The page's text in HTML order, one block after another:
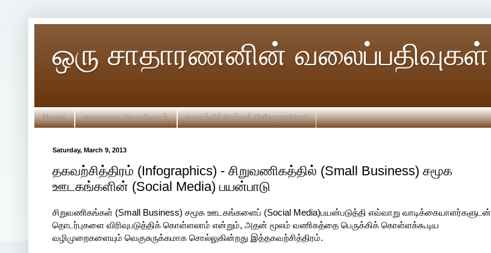
ஒரு சாதாரணனின் வலைப்பதிவுகள்
Home சுவையான சில பதிவுகள் தகவற்சித்திரங்கள் (Infographics)
Saturday, March 9, 2013
தகவற்சித்திரம் (Infographics) - சிறுவணிகத்தில் (Small Business) சமூக
ஊடகங்களின் (Social Media) பயன்பாடு
சிறுவணிகங்கள் (Small Business) சமூக ஊடகங்களைப் (Social Media)பயன்படுத்தி எவ்வாறு வாடிக்கையாளர்களுடன்
தொடர்புகளை விரிவுபடுத்திக் கொள்ளலாம் என்றும், அதன் மூலம் வணிகத்தை பெருக்கிக் கொள்ளக்கூடிய
வழிமுறைகளையும் வெகுசுருக்கமாக சொல்லுகின்றது இத்தகவற்சித்திரம்.